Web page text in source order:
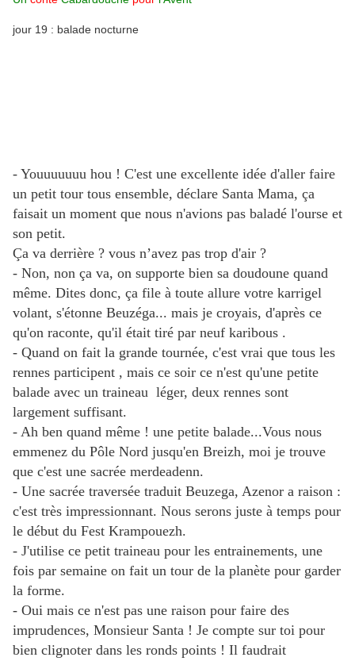
jour 19 : balade nocturne
- Youuuuuuu hou ! C'est une excellente idée d'aller faire
un petit tour tous ensemble, déclare Santa Mama, ça
faisait un moment que nous n'avions pas baladé l'ourse et
son petit.
Ça va derrière ? vous n’avez pas trop d'air ?
- Non, non ça va, on supporte bien sa doudoune quand
même. Dites donc, ça file à toute allure votre karrigel
volant, s'étonne Beuzéga... mais je croyais, d'après ce
qu'on raconte, qu'il était tiré par neuf karibous .
- Quand on fait la grande tournée, c'est vrai que tous les
rennes participent , mais ce soir ce n'est qu'une petite
balade avec un traineau léger, deux rennes sont
largement suffisant.
- Ah ben quand même ! une petite balade...Vous nous
emmenez du Pôle Nord jusqu'en Breizh, moi je trouve
que c'est une sacrée merdeadenn.
- Une sacrée traversée traduit Beuzega, Azenor a raison :
c'est très impressionnant. Nous serons juste à temps pour
le début du Fest Krampouezh.
- J'utilise ce petit traineau pour les entrainements, une
fois par semaine on fait un tour de la planète pour garder
la forme.
- Oui mais ce n'est pas une raison pour faire des
imprudences, Monsieur Santa ! Je compte sur toi pour
bien clignoter dans les ronds points ! Il faudrait